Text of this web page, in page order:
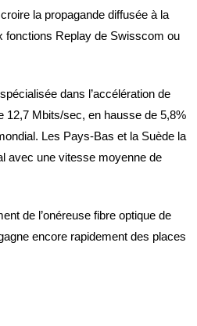
la propagande diffusée à la
fonctions Replay de Swisscom ou
dans l’accélération de
12,7 Mbits/sec, en hausse de 5,8%
Les Pays-Bas et la Suède la
avec une vitesse moyenne de
de l’onéreuse fibre optique de
encore rapidement des places